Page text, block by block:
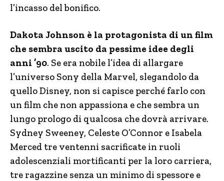
l’incasso del bonifico.
Dakota Johnson è la protagonista di un film
che sembra uscito da pessime idee degli
anni ’90. Se era nobile l’idea di allargare
l’universo Sony della Marvel, slegandolo da
quello Disney, non si capisce perché farlo con
un film che non appassiona e che sembra un
lungo prologo di qualcosa che dovrà arrivare.
Sydney Sweeney, Celeste O’Connor e Isabela
Merced tre ventenni sacrificate in ruoli
adolescenziali mortificanti per la loro carriera,
tre ragazzine senza un minimo di spessore e